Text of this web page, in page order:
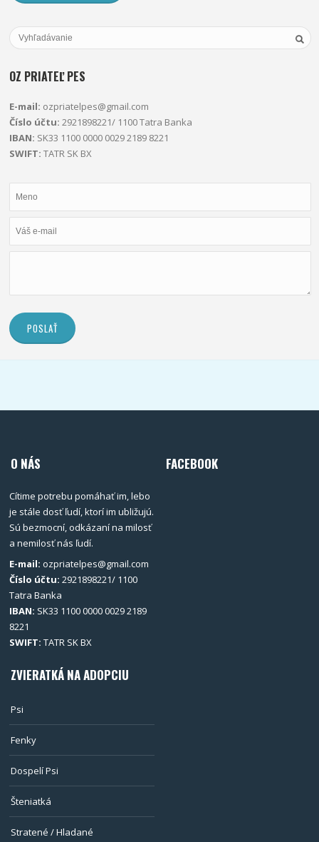
OZ PRIATEĽ PES
E-mail: ozpriatelpes@gmail.com
Číslo účtu: 2921898221/ 1100 Tatra Banka
IBAN: SK33 1100 0000 0029 2189 8221
SWIFT: TATR SK BX
POSLAŤ
O NÁS
Cítime potrebu pomáhať im, lebo
je stále dosť ľudí, ktorí im ubližujú.
Sú bezmocní, odkázaní na milosť
a nemilosť nás ľudí.
E-mail: ozpriatelpes@gmail.com
Číslo účtu: 2921898221/ 1100
Tatra Banka
IBAN: SK33 1100 0000 0029 2189
8221
SWIFT: TATR SK BX
FACEBOOK
ZVIERATKÁ NA ADOPCIU
Psi
Fenky
Dospelí Psi
Šteniatká
Stratené / Hladané